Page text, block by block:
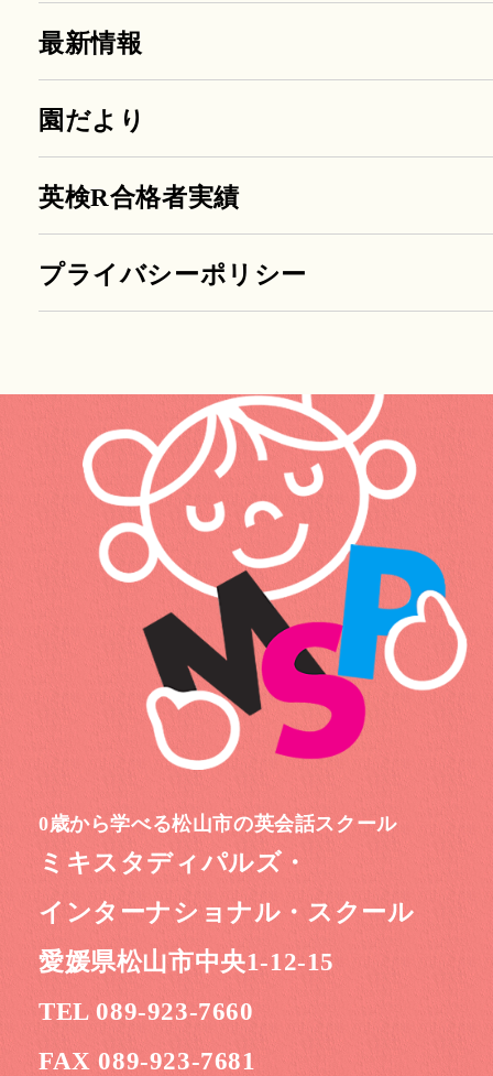
最新情報
園だより
英検R合格者実績
プライバシーポリシー
0歳から学べる松山市の英会話スクール
ミキスタディパルズ・
インターナショナル・スクール
愛媛県松山市中央1-12-15
TEL 089-923-7660
FAX 089-923-7681